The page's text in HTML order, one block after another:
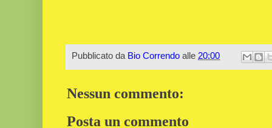
Pubblicato da Bio Correndo alle 20:00
Nessun commento:
Posta un commento